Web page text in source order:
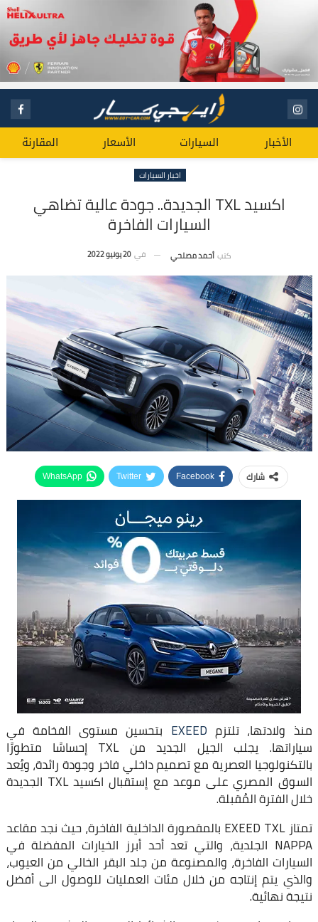
الأخبار السيارات الأسعار المقارنة
اخبار السيارات
اكسيد TXL الجديدة.. جودة عالية تضاهي
السيارات الفاخرة
كتب أحمد مصلحي في 20 يونيو 2022
شارك Facebook
Twitter
WhatsApp
منذ ولادتها، تلتزم EXEED بتحسين مستوى الفخامة في
سياراتها. يجلب الجيل الجديد من TXL إحساسًا متطورًا
بالتكنولوجيا العصرية مع تصميم داخلي فاخر وجودة رائدة، ويُعد
السوق المصري على موعد مع إستقبال اكسيد TXL الجديدة
خلال الفترة المُقبلة.
تمتاز EXEED TXL بالمقصورة الداخلية الفاخرة، حيث نجد مقاعد
NAPPA الجلدية، والتي تعد أحد أبرز الخيارات المفضلة في
السيارات الفاخرة، والمصنوعة من جلد البقر الخالي من العيوب،
والذي يتم إنتاجه من خلال مئات العمليات للوصول الى أفضل
نتيجة نهائية.